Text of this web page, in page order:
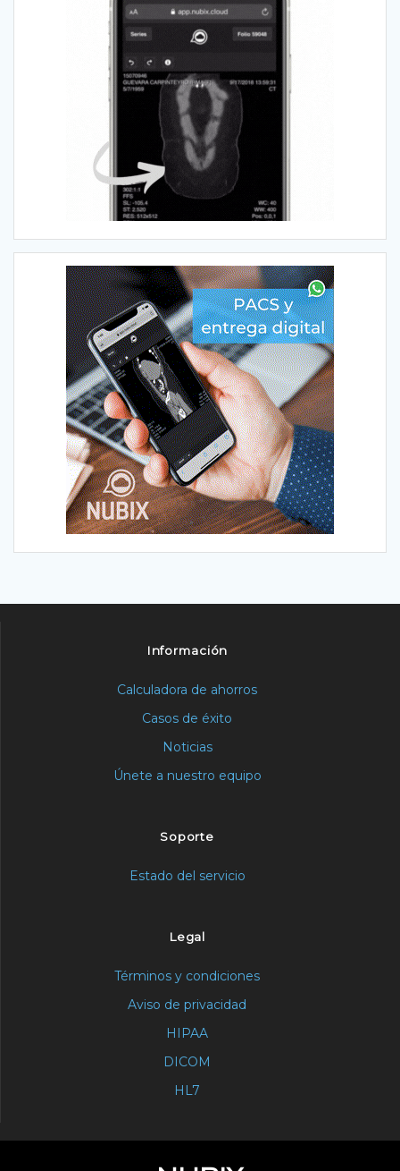
Información
Calculadora de ahorros
Casos de éxito
Noticias
Únete a nuestro equipo
Soporte
Estado del servicio
Legal
Términos y condiciones
Aviso de privacidad
HIPAA
DICOM
HL7